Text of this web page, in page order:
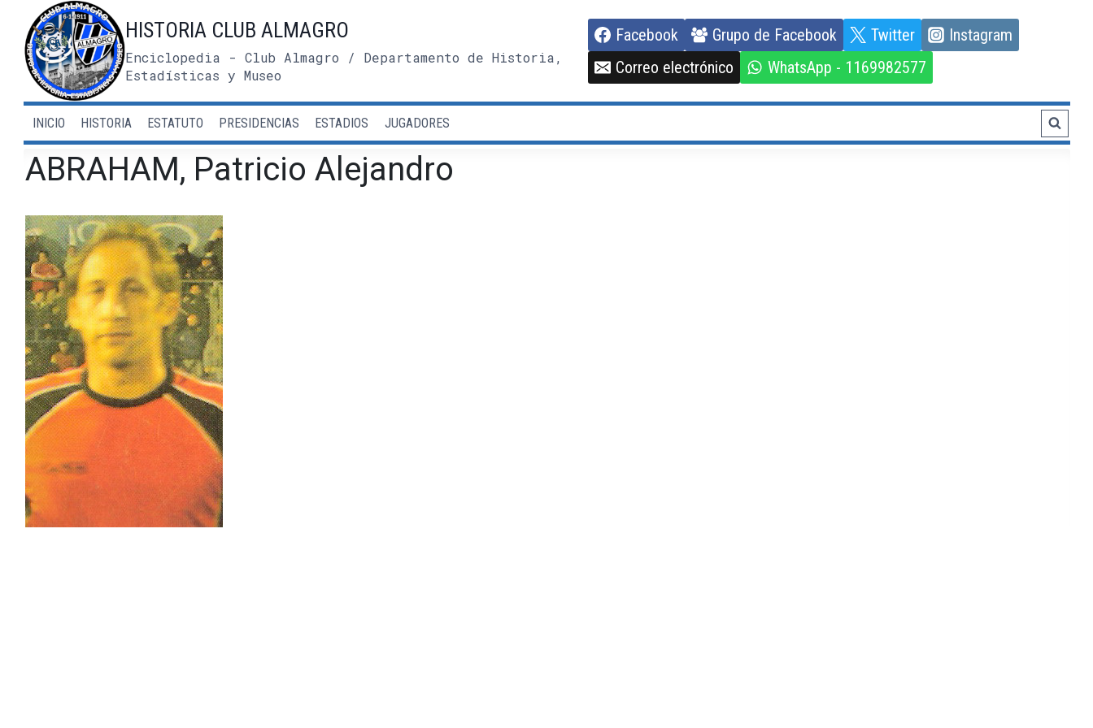
contenido
HISTORIA CLUB ALMAGRO
Enciclopedia - Club Almagro / Departamento de Historia,
Estadísticas y Museo
Facebook Grupo de Facebook Twitter
Instagram
Correo electrónico
WhatsApp - 1169982577
INICIO HISTORIA ESTATUTO PRESIDENCIAS ESTADIOS JUGADORES
ABRAHAM, Patricio Alejandro